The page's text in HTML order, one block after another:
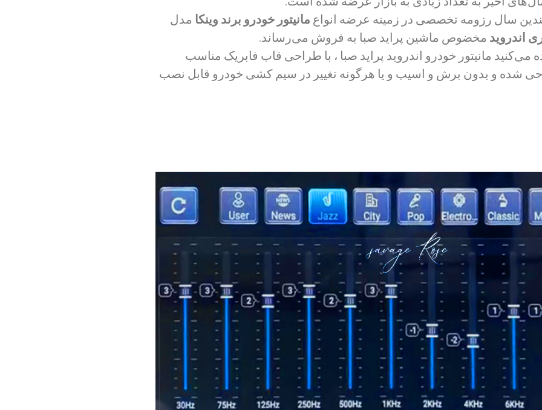
سال رزومه تخصصی در زمینه عرضه انواع مانیتور خودرو برند وینکا مدل
اندروید مخضوص ماشین پراید صبا به فروش می‌رساند.
مانیتور خودرو اندروید پراید صبا ، با طراحی قاب فابریک مناسب
شده و بدون برش و اسیب و یا هرگونه تغییر در سیم کشی خودرو قابل نصب